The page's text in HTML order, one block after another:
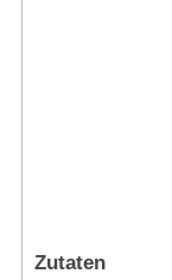
Zutaten